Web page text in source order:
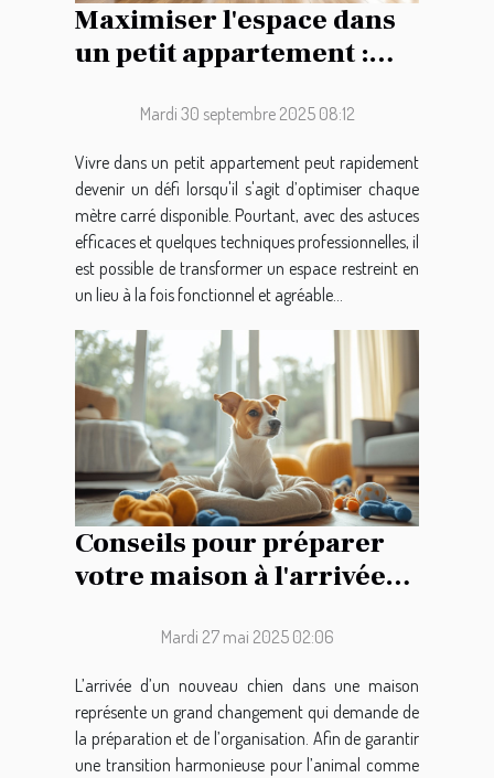
Maximiser l'espace dans
un petit appartement :
Mardi 30 septembre 2025 08:12
Vivre dans un petit appartement peut rapidement
devenir un défi lorsqu'il s'agit d’optimiser chaque
mètre carré disponible. Pourtant, avec des astuces
efficaces et quelques techniques professionnelles, il
est possible de transformer un espace restreint en
un lieu à la fois fonctionnel et agréable...
Conseils pour préparer
votre maison à l'arrivée
Mardi 27 mai 2025 02:06
L’arrivée d’un nouveau chien dans une maison
représente un grand changement qui demande de
la préparation et de l’organisation. Afin de garantir
une transition harmonieuse pour l’animal comme